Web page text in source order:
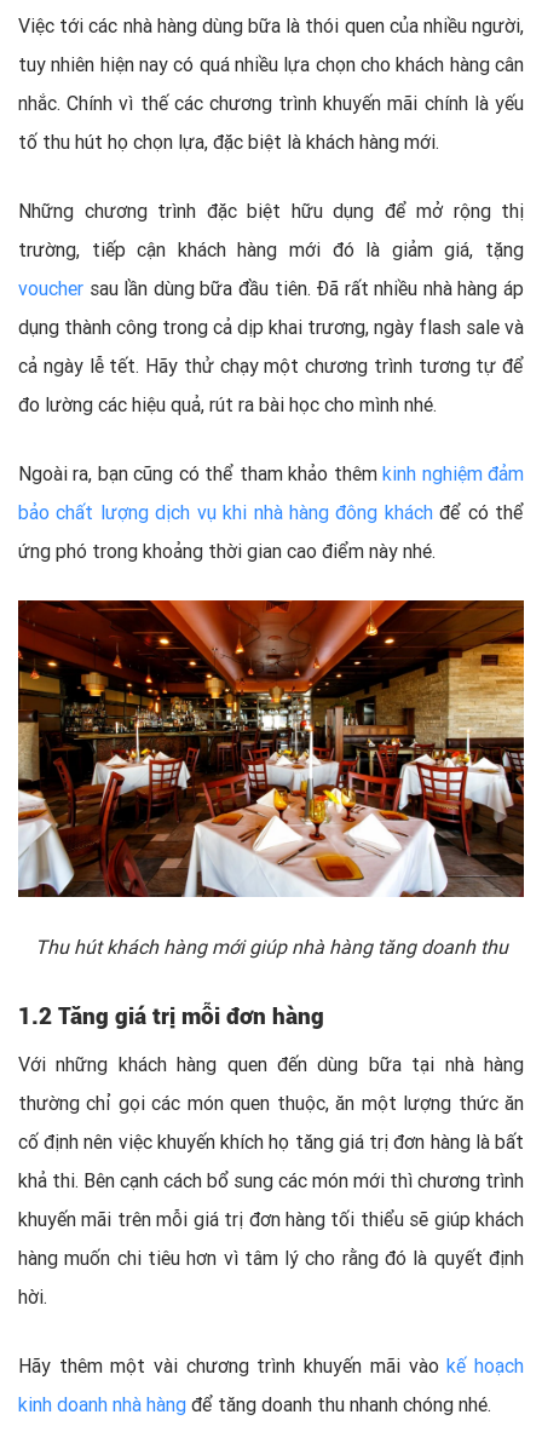
Việc tới các nhà hàng dùng bữa là thói quen của nhiều người,
tuy nhiên hiện nay có quá nhiều lựa chọn cho khách hàng cân
nhắc. Chính vì thế các chương trình khuyến mãi chính là yếu
tố thu hút họ chọn lựa, đặc biệt là khách hàng mới.
Những chương trình đặc biệt hữu dụng để mở rộng thị
trường, tiếp cận khách hàng mới đó là giảm giá, tặng
voucher sau lần dùng bữa đầu tiên. Đã rất nhiều nhà hàng áp
dụng thành công trong cả dịp khai trương, ngày flash sale và
cả ngày lễ tết. Hãy thử chạy một chương trình tương tự để
đo lường các hiệu quả, rút ra bài học cho mình nhé.
Ngoài ra, bạn cũng có thể tham khảo thêmkinh nghiệm đảm
bảo chất lượng dịch vụ khi nhà hàng đông kháchđể có thể
ứng phó trong khoảng thời gian cao điểm này nhé.
Thu hút khách hàng mới giúp nhà hàng tăng doanh thu
1.2 Tăng giá trị mỗi đơn hàng
Với những khách hàng quen đến dùng bữa tại nhà hàng
thường chỉ gọi các món quen thuộc, ăn một lượng thức ăn
cố định nên việc khuyến khích họ tăng giá trị đơn hàng là bất
khả thi. Bên cạnh cách bổ sung các món mới thì chương trình
khuyến mãi trên mỗi giá trị đơn hàng tối thiểu sẽ giúp khách
hàng muốn chi tiêu hơn vì tâm lý cho rằng đó là quyết định
hời.
Hãy thêm một vài chương trình khuyến mãi vàokế hoạch
kinh doanh nhà hàng để tăng doanh thu nhanh chóng nhé.